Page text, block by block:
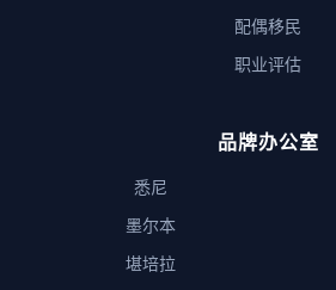
配偶移民
职业评估
品牌办公室
悉尼
墨尔本
堪培拉